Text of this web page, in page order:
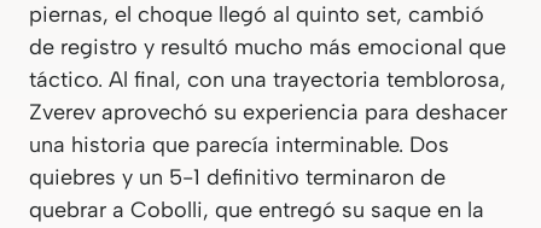
piernas, el choque llegó al quinto set, cambió
de registro y resultó mucho más emocional que
táctico. Al final, con una trayectoria temblorosa,
Zverev aprovechó su experiencia para deshacer
una historia que parecía interminable. Dos
quiebres y un 5-1 definitivo terminaron de
quebrar a Cobolli, que entregó su saque en la